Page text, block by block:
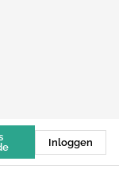
Inloggen